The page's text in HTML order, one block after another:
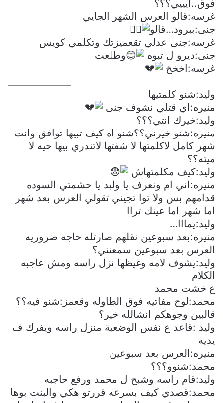
فوق..ايييي؟؟؟
غرسه:قالو العرس الشهر الجايي
جنى:ببرود…قالو
غرسه:جنى عدلي تقعميزتك وتكلمي كويس
جنى:ديرو ل تبوه
وطلعت
غرسه:اخخخ
وليد:شنو كلمتيها
منيره:اي قتلي نشوف جنى
وليد:خيرك انتي؟؟؟
منيره:شنو خيرني؟؟شنو اه كيف تبيها توافق وانت
شهر كامل لاكلمتها لا شفتها لاتندري بيها حيه لا
ميته؟؟
وليد:كيف مكلمتهاش
منيره:اني ام ونعرف يا وليد يا حشمتي السوده
قدامهم بس ولا توا تجيني تقولي العرس بعد شهر
اما شهر اما عينك تراا
وليد:يمااا…
منيره:بعد سبوعين نقلهم صارتله حاجه ضروريه
العرس بعد سبوعين سمعتني؟
وليد:يشوف لامه وغيظها نزل راسه ومش عاجبه
الكلام
ع خشت محمد
محمد:لوح مفاتيه فوق الطاوله وقعمز:شنو فيه؟؟
قالبين وجوهكم انشالله خير؟
وليد :قاعد ع نفس الوضعية منزل راسه ويفرك ف
يديه
منيره:العرس بعد سبوعين
محمد:شنوو؟؟؟
وليد:قام راسه وشبح ل محمد ورفع حاجبه
محمد:قصدي كيف بسرعه قررتو هكي والبنت بوها